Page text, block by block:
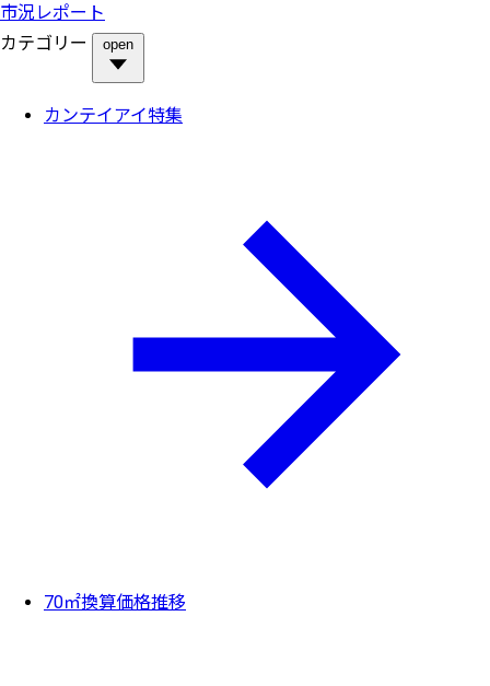
市況レポート
カテゴリー
open
カンテイアイ特集
70㎡換算価格推移